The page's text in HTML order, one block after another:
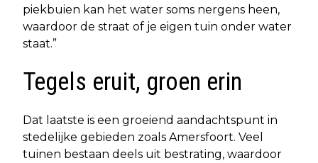
piekbuien kan het water soms nergens heen,
waardoor de straat of je eigen tuin onder water
staat.”
Tegels eruit, groen erin
Dat laatste is een groeiend aandachtspunt in
stedelijke gebieden zoals Amersfoort. Veel
tuinen bestaan deels uit bestrating, waardoor